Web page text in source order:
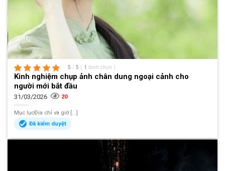
5 / 5 ( 1 bình chọn )
Kinh nghiệm chụp ảnh chân dung ngoại cảnh cho
người mới bắt đầu
31/03/2026 20
Mục lụcĐịa chỉ và giờ [...]
Đã kiểm duyệt